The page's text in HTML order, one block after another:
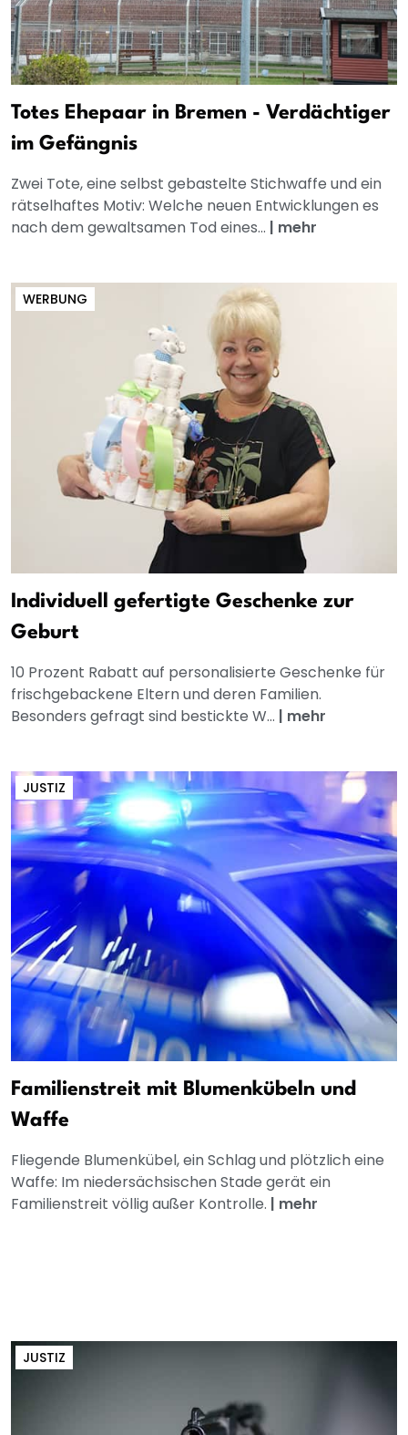
Totes Ehepaar in Bremen - Verdächtiger
im Gefängnis
Zwei Tote, eine selbst gebastelte Stichwaffe und ein
rätselhaftes Motiv: Welche neuen Entwicklungen es
nach dem gewaltsamen Tod eines... | mehr
WERBUNG
Individuell gefertigte Geschenke zur
Geburt
10 Prozent Rabatt auf personalisierte Geschenke für
frischgebackene Eltern und deren Familien.
Besonders gefragt sind bestickte W... | mehr
JUSTIZ
Familienstreit mit Blumenkübeln und
Waffe
Fliegende Blumenkübel, ein Schlag und plötzlich eine
Waffe: Im niedersächsischen Stade gerät ein
Familienstreit völlig außer Kontrolle. | mehr
JUSTIZ